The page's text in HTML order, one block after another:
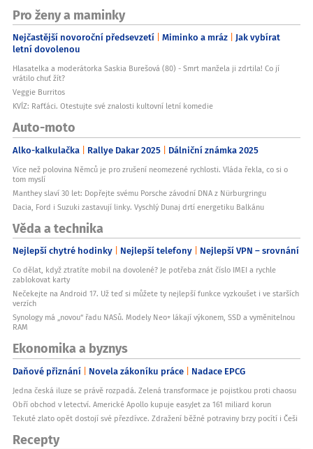
Pro ženy a maminky
Nejčastější novoroční předsevzetí Miminko a mráz Jak vybírat
letní dovolenou
Hlasatelka a moderátorka Saskia Burešová (80) - Smrt manžela ji zdrtila! Co jí
vrátilo chuť žít?
Veggie Burritos
KVÍZ: Rafťáci. Otestujte své znalosti kultovní letní komedie
Auto-moto
Alko-kalkulačka Rallye Dakar 2025 Dálniční známka 2025
Více než polovina Němců je pro zrušení neomezené rychlosti. Vláda řekla, co si o
tom myslí
Manthey slaví 30 let: Dopřejte svému Porsche závodní DNA z Nürburgringu
Dacia, Ford i Suzuki zastavují linky. Vyschlý Dunaj drtí energetiku Balkánu
Věda a technika
Nejlepší chytré hodinky Nejlepší telefony Nejlepší VPN – srovnání
Co dělat, když ztratíte mobil na dovolené? Je potřeba znát číslo IMEI a rychle
zablokovat karty
Nečekejte na Android 17. Už teď si můžete ty nejlepší funkce vyzkoušet i ve starších
verzích
Synology má „novou“ řadu NASů. Modely Neo+ lákají výkonem, SSD a vyměnitelnou
RAM
Ekonomika a byznys
Daňové přiznání Novela zákoníku práce Nadace EPCG
Jedna česká iluze se právě rozpadá. Zelená transformace je pojistkou proti chaosu
Obří obchod v letectví. Americké Apollo kupuje easyJet za 161 miliard korun
Tekuté zlato opět dostojí své přezdívce. Zdražení běžné potraviny brzy pocítí i Češi
Recepty